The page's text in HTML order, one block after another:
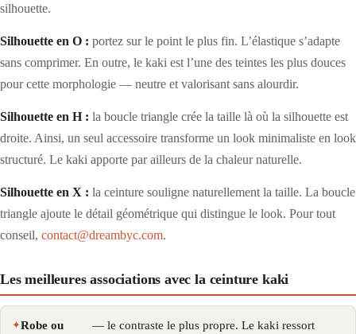
silhouette.
Silhouette en O : portez sur le point le plus fin. L’élastique s’adapte
sans comprimer. En outre, le kaki est l’une des teintes les plus douces
pour cette morphologie — neutre et valorisant sans alourdir.
Silhouette en H : la boucle triangle crée la taille là où la silhouette est
droite. Ainsi, un seul accessoire transforme un look minimaliste en look
structuré. Le kaki apporte par ailleurs de la chaleur naturelle.
Silhouette en X : la ceinture souligne naturellement la taille. La boucle
triangle ajoute le détail géométrique qui distingue le look. Pour tout
conseil, contact@dreambyc.com.
Les meilleures associations avec la ceinture kaki
Robe ou
— le contraste le plus propre. Le kaki ressort